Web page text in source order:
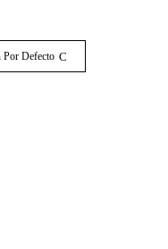
Por Defecto